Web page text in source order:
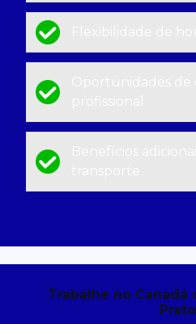
Trabalhe no Canadá